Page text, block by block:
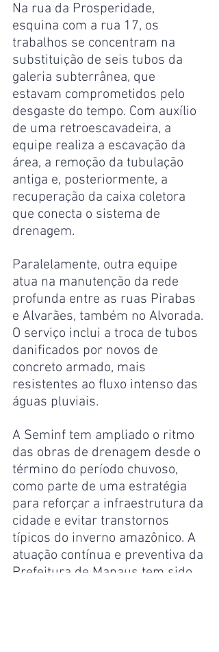
Na rua da Prosperidade,
esquina com a rua 17, os
trabalhos se concentram na
substituição de seis tubos da
galeria subterrânea, que
estavam comprometidos pelo
desgaste do tempo. Com auxílio
de uma retroescavadeira, a
equipe realiza a escavação da
área, a remoção da tubulação
antiga e, posteriormente, a
recuperação da caixa coletora
que conecta o sistema de
drenagem.
Paralelamente, outra equipe
atua na manutenção da rede
profunda entre as ruas Pirabas
e Alvarães, também no Alvorada.
O serviço inclui a troca de tubos
danificados por novos de
concreto armado, mais
resistentes ao fluxo intenso das
águas pluviais.
A Seminf tem ampliado o ritmo
das obras de drenagem desde o
término do período chuvoso,
como parte de uma estratégia
para reforçar a infraestrutura da
cidade e evitar transtornos
típicos do inverno amazônico. A
atuação contínua e preventiva da
Prefeitura de Manaus tem sido